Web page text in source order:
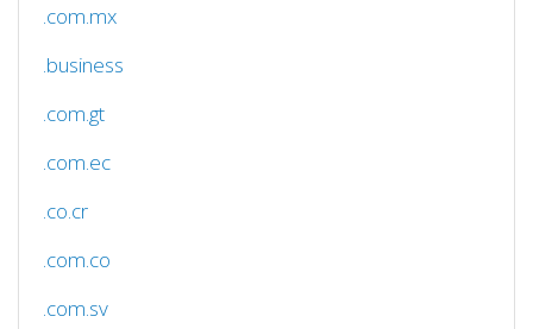
.com.mx
.business
.com.gt
.com.ec
.co.cr
.com.co
.com.sv